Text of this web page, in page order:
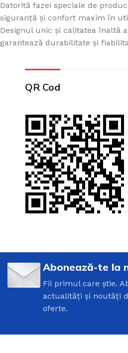
Datorită fazei speciale de
siguranță și confort maxim în
Designul unic și calitatea înaltă
garantează durabilitate și
QR Cod
Abonează-te la
Fii primul care știe.
actualități și noutăți
oferte.